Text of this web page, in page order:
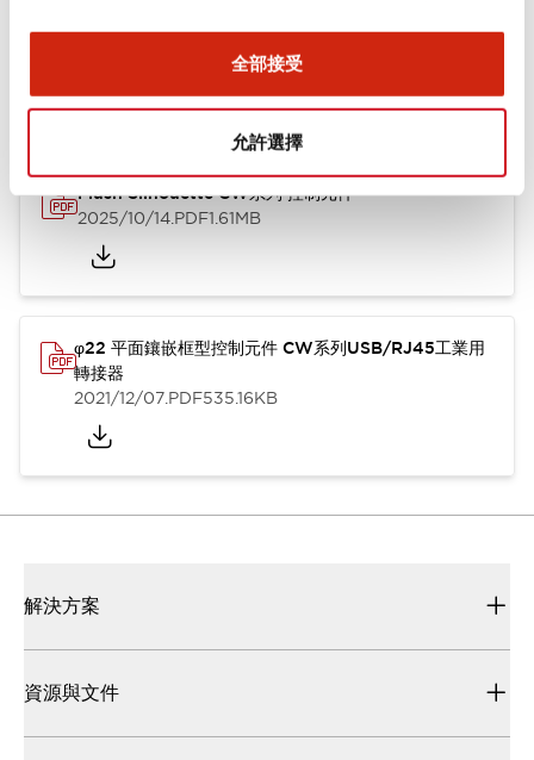
全部接受
允許選擇
型錄和宣傳手冊 認證與標準
Flush Silhouette CW系列 控制元件
2025/10/14.PDF1.61MB
φ22 平面鑲嵌框型控制元件 CW系列USB/RJ45工業用
轉接器
2021/12/07.PDF535.16KB
解決方案
資源與文件